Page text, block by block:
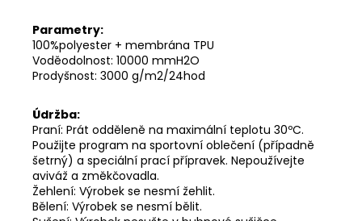
Parametry:
100%polyester + membrána TPU
Voděodolnost: 10000 mmH2O
Prodyšnost: 3000 g/m2/24hod
Údržba:
Praní: Prát odděleně na maximální teplotu 30ºC.
Použijte program na sportovní oblečení (případně
šetrný) a speciální prací přípravek. Nepoužívejte
aviváž a změkčovadla.
Žehlení: Výrobek se nesmí žehlit.
Bělení: Výrobek se nesmí bělit.